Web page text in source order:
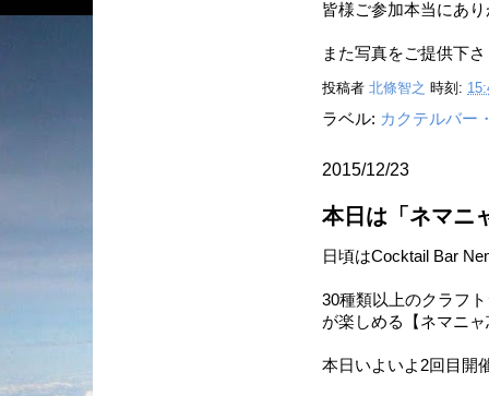
皆様ご参加本当にあ
また写真をご提供下
投稿者 北條智之 時刻:
ラベル: カクテルバー
2015/12/23
本日は「ネマニ
日頃はCocktail Bar
30種類以上のクラフ
が楽しめる【ネマニ
本日いよいよ2回目開